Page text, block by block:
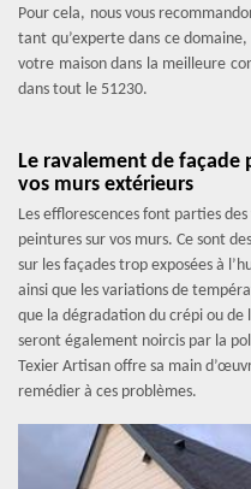
Pour cela, nous vous
tant qu’experte dans ce
votre maison dans la meilleure
dans tout le 51230.
Le ravalement de
vos murs extérieurs
Les efflorescences font parties
peintures sur vos murs. Ce sont
sur les façades trop exposées à
ainsi que les variations de
que la dégradation du crépi ou de
seront également noircis par la
Texier Artisan offre sa main
remédier à ces problèmes.